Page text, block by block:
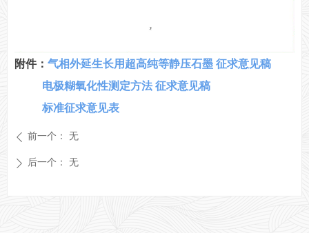
附件： 气相外延生长用超高纯等静压石墨 征求意见稿
电极糊氧化性测定方法 征求意见稿
标准征求意见表
ꄴ 前一个： 无
ꄲ 后一个： 无